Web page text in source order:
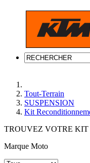
Tout-Terrain
SUSPENSION
Kit
TROUVEZ VOTRE
Marque Moto